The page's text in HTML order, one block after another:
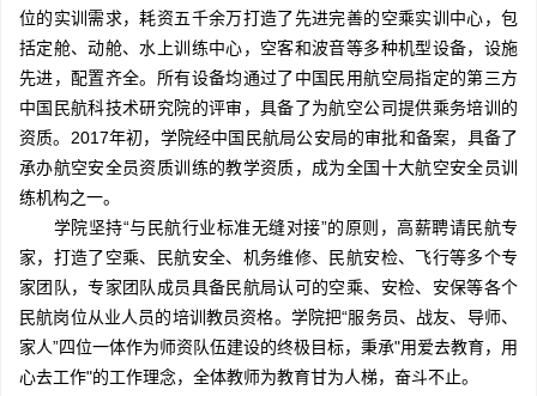
位的实训需求，耗资五千余万打造了先进完善的空乘实训中心，包
括定舱、动舱、水上训练中心，空客和波音等多种机型设备，设施
先进，配置齐全。所有设备均通过了中国民用航空局指定的第三方
中国民航科技术研究院的评审，具备了为航空公司提供乘务培训的
资质。2017年初，学院经中国民航局公安局的审批和备案，具备了
承办航空安全员资质训练的教学资质，成为全国十大航空安全员训
练机构之一。
学院坚持“与民航行业标准无缝对接”的原则，高薪聘请民航专
家，打造了空乘、民航安全、机务维修、民航安检、飞行等多个专
家团队，专家团队成员具备民航局认可的空乘、安检、安保等各个
民航岗位从业人员的培训教员资格。学院把“服务员、战友、导师、
家人”四位一体作为师资队伍建设的终极目标，秉承"用爱去教育，用
心去工作"的工作理念，全体教师为教育甘为人梯，奋斗不止。